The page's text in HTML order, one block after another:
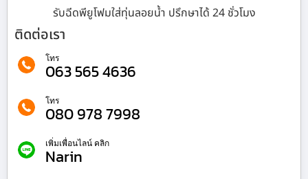
รับฉีดพียูโฟมใส่ทุ่นลอยน้ำ ปรึกษาได้ 24 ชั่วโมง
ติดต่อเรา
โทร
063 565 4636
โทร
080 978 7998
เพิ่มเพื่อนไลน์ คลิก
Narin